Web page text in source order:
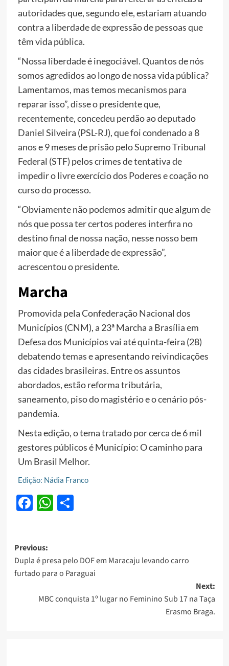
autoridades que, segundo ele, estariam atuando
contra a liberdade de expressão de pessoas que
têm vida pública.
“Nossa liberdade é inegociável. Quantos de nós
somos agredidos ao longo de nossa vida pública?
Lamentamos, mas temos mecanismos para
reparar isso”, disse o presidente que,
recentemente, concedeu perdão ao deputado
Daniel Silveira (PSL-RJ), que foi condenado a 8
anos e 9 meses de prisão pelo Supremo Tribunal
Federal (STF) pelos crimes de tentativa de
impedir o livre exercício dos Poderes e coação no
curso do processo.
“Obviamente não podemos admitir que algum de
nós que possa ter certos poderes interfira no
destino final de nossa nação, nesse nosso bem
maior que é a liberdade de expressão”,
acrescentou o presidente.
Marcha
Promovida pela Confederação Nacional dos
Municípios (CNM), a 23ª Marcha a Brasília em
Defesa dos Municípios vai até quinta-feira (28)
debatendo temas e apresentando reivindicações
das cidades brasileiras. Entre os assuntos
abordados, estão reforma tributária,
saneamento, piso do magistério e o cenário pós-
pandemia.
Nesta edição, o tema tratado por cerca de 6 mil
gestores públicos é Município: O caminho para
Um Brasil Melhor.
Edição: Nádia Franco
Facebook
WhatsApp
Share
Post
navigation
Previous:
Dupla é presa pelo DOF em Maracaju levando carro
furtado para o Paraguai
Next:
MBC conquista 1º lugar no Feminino Sub 17 na Taça
Erasmo Braga.